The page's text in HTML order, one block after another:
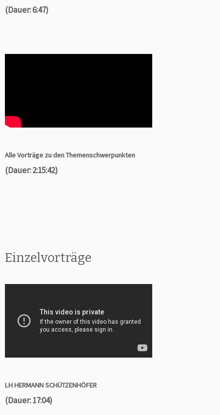
(Dauer: 6:47)
Alle Vorträge zu den Themenschwerpunkten
(Dauer: 2:15:42)
Einzelvorträge
LH HERMANN SCHÜTZENHÖFER
(Dauer: 17:04)